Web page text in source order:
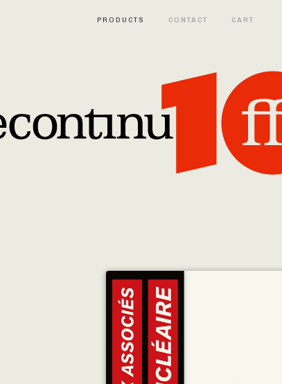
PRODUCTS CONTACT CART